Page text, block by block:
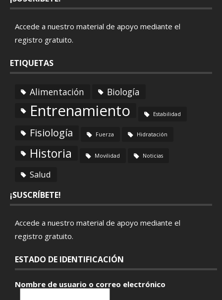
Accede a nuestro material de apoyo mediante el
registro gratuito.
ETIQUETAS
Alimentación Biología
Entrenamiento Estabilidad
Fisiología Fuerza Hidratación
Historia Movilidad Noticias
Salud
¡SUSCRÍBETE!
Accede a nuestro material de apoyo mediante el
registro gratuito.
ESTADO DE IDENTIFICACIÓN
Nombre de usuario o correo electrónico